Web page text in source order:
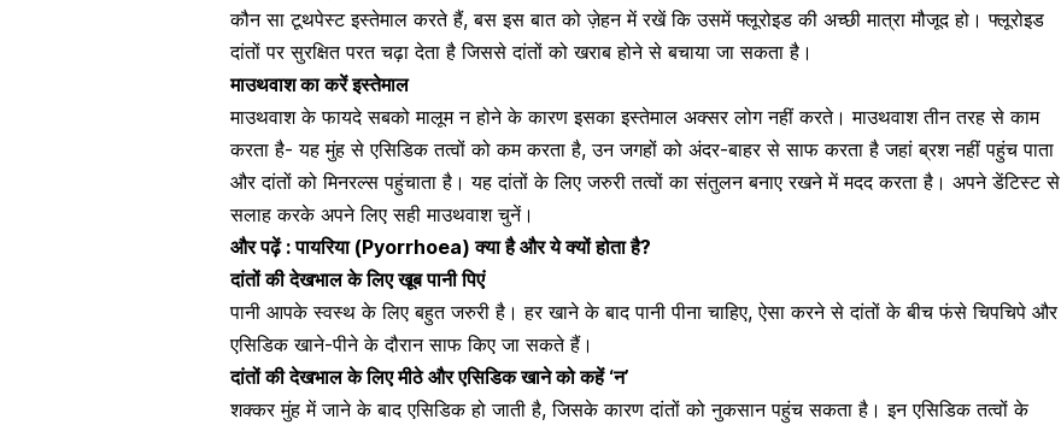
कौन सा टूथपेस्ट इस्तेमाल करते हैं, बस इस बात को ज़ेहन में रखें कि उसमें फ्लूरोइड की अच्छी मात्रा मौजूद हो। फ्लूरोइड
दांतों पर सुरक्षित परत चढ़ा देता है जिससे दांतों को खराब होने से बचाया जा सकता है।
माउथवाश का करें इस्तेमाल
माउथवाशके फायदे सबको मालूम न होने के कारण इसका इस्तेमाल अक्सर लोग नहीं करते। माउथवाश तीन तरह से काम
करता है- यह मुंह से एसिडिक तत्वों को कम करता है, उन जगहों को अंदर-बाहर से साफ करता है जहां ब्रश नहीं पहुंच पाता
और दांतों को मिनरल्स पहुंचाता है। यह दांतों के लिए जरुरी तत्वों का संतुलन बनाए रखने में मदद करता है। अपने डेंटिस्ट से
सलाह करके अपने लिए सही माउथवाश चुनें।
और पढ़ें :पायरिया (Pyorrhoea) क्या है और ये क्यों होता है?
दांतों की देखभाल के लिए खूब पानी पिएं
पानी आपके स्वस्थ के लिए बहुत जरुरी है। हर खाने के बाद पानी पीना चाहिए, ऐसा करने से दांतों के बीच फंसे चिपचिपे और
एसिडिक खाने-पीने के दौरान साफ किए जा सकते हैं।
दांतों की देखभाल के लिए मीठे और एसिडिक खाने को कहें ‘न’
शक्कर मुंह में जाने के बाद एसिडिक हो जाती है, जिसके कारण दांतों को नुकसान पहुंच सकता है। इन एसिडिक तत्वों के